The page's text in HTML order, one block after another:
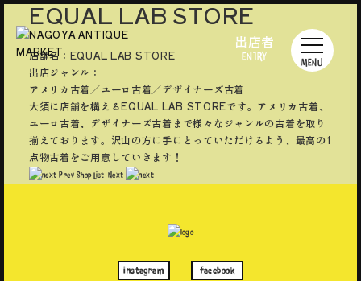
MENU
出店者
ENTRY
EQUAL LAB STORE
店舗名：EQUAL LAB STORE
出店ジャンル：
アメリカ古着／ユーロ古着／デザイナーズ古着
大須に店舗を構えるEQUAL LAB STOREです。アメリカ古着、
ユーロ古着、デザイナーズ古着まで様々なジャンルの古着を取り
揃えております。沢山の方に手にとっていただけるよう、最高の1
点物古着をご用意していきます！
Prev Shop List Next
instagram facebook